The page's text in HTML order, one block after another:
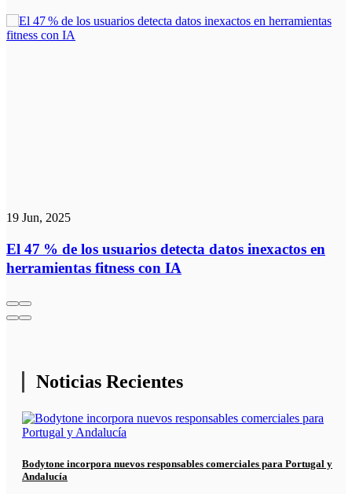
19 Jun, 2025
El 47 % de los usuarios detecta datos inexactos en
herramientas fitness con IA
Noticias Recientes
Bodytone incorpora nuevos responsables comerciales para Portugal y
Andalucía